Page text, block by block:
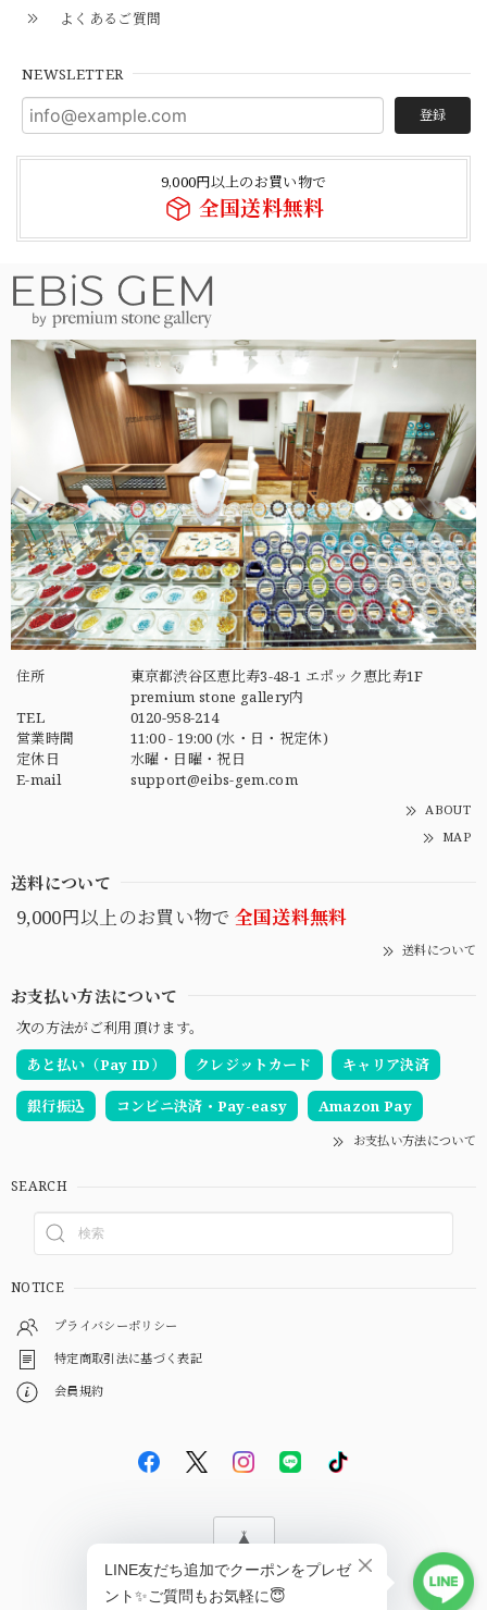
よくあるご質問
NEWSLETTER
登録
9,000円以上のお買い物で
全国送料無料
住所
東京都渋谷区恵比寿3-48-1 エポック恵比寿1F
premium stone gallery内
TEL
0120-958-214
営業時間
11:00 - 19:00 (水・日・祝定休)
定休日
水曜・日曜・祝日
E-mail
support@eibs-gem.com
ABOUT
MAP
送料について
9,000円以上のお買い物で 全国送料無料
送料について
お支払い方法について
次の方法がご利用頂けます。
あと払い（Pay ID）
クレジットカード キャリア決済
銀行振込 コンビニ決済・Pay-easy Amazon Pay
お支払い方法について
SEARCH
NOTICE
プライバシーポリシー
特定商取引法に基づく表記
会員規約
© EBiS GEM